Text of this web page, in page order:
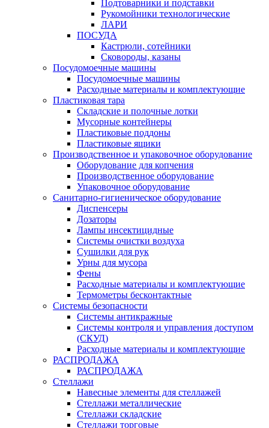
Подтоварники и подставки
Рукомойники технологические
ЛАРИ
ПОСУДА
Кастрюли, сотейники
Сковороды, казаны
Посудомоечные машины
Посудомоечные машины
Расходные материалы и комплектующие
Пластиковая тара
Складские и полочные лотки
Мусорные контейнеры
Пластиковые поддоны
Пластиковые ящики
Производственное и упаковочное оборудование
Оборудование для копчения
Производственное оборудование
Упаковочное оборудование
Санитарно-гигиеническое оборудование
Диспенсеры
Дозаторы
Лампы инсектицидные
Системы очистки воздуха
Сушилки для рук
Урны для мусора
Фены
Расходные материалы и комплектующие
Термометры бесконтактные
Системы безопасности
Системы антикражные
Системы контроля и управления доступом
(СКУД)
Расходные материалы и комплектующие
РАСПРОДАЖА
РАСПРОДАЖА
Стеллажи
Навесные элементы для стеллажей
Стеллажи металлические
Стеллажи складские
Стеллажи торговые